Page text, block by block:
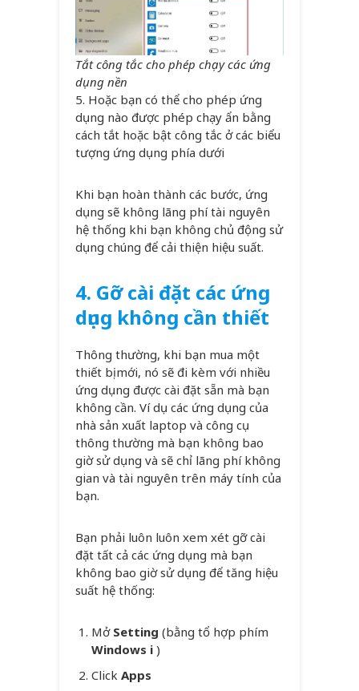
Tắt công tắc cho phép chạy các ứng
dụng nền
5. Hoặc bạn có thể cho phép ứng
dụng nào được phép chạy ẩn bằng
cách tắt hoặc bật công tắc ở các biểu
tượng ứng dụng phía dưới
Khi bạn hoàn thành các bước, ứng
dụng sẽ không lãng phí tài nguyên
hệ thống khi bạn không chủ động sử
dụng chúng để cải thiện hiệu suất.
4. Gỡ cài đặt các ứng
dụng không cần thiết
Thông thường, khi bạn mua một
thiết bị mới, nó sẽ đi kèm với nhiều
ứng dụng được cài đặt sẵn mà bạn
không cần. Ví dụ các ứng dụng của
nhà sản xuất laptop và công cụ
thông thường mà bạn không bao
giờ sử dụng và sẽ chỉ lãng phí không
gian và tài nguyên trên máy tính của
bạn.
Bạn phải luôn luôn xem xét gỡ cài
đặt tất cả các ứng dụng mà bạn
không bao giờ sử dụng để tăng hiệu
suất hệ thống:
Mở Setting (bằng tổ hợp phím
Windows i )
Click Apps